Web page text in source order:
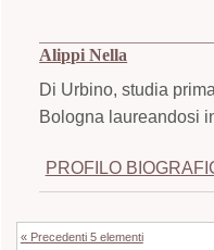
Alippi Nella
Di Urbino, studia
Bologna laureandosi
PROFILO
« Precedenti 5 elementi